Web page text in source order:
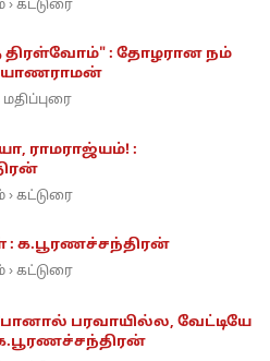
› கட்டுரை
: தோழரான நம்
மதிப்புரை
ராமராஜ்யம்! :
› கட்டுரை
: க.பூரணச்சந்திரன்
› கட்டுரை
பரவாயில்ல, வேட்டியே